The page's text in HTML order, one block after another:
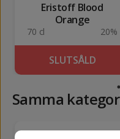
Eristoff Blood
Orange
70 cl 20%
SLUTSÅLD
Samma